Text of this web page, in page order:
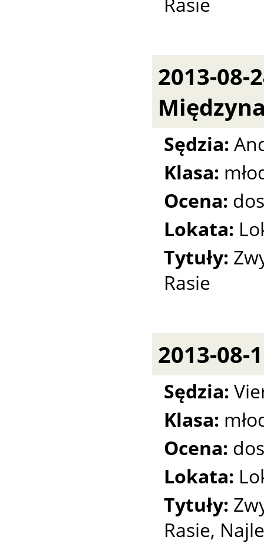
2013-08-
Sędzia:
Klasa:
Ocena:
Lokata:
Tytuły:
Rasie
2013-08-
Sędzia:
Klasa:
Ocena:
Lokata:
Tytuły:
Rasie,